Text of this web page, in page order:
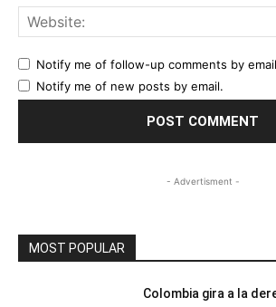
Notify me of follow-up comments by
Notify me of new posts by email.
- Advertisment -
MOST POPULAR
Colombia gira a la